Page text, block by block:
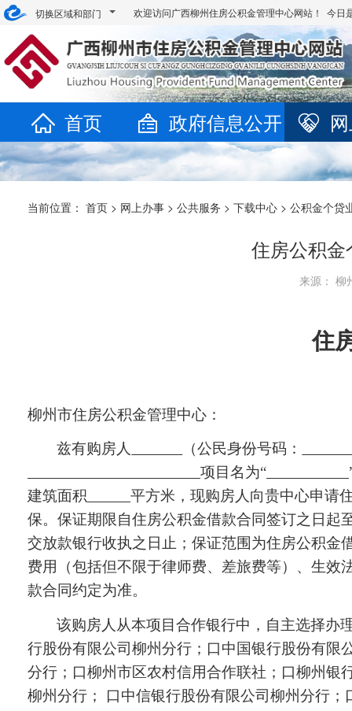
切换区域和部门 欢迎访问广西柳州住房公积金管理中心网站！ 今日
首页 政府信息公开
当前位置： 首页 > 网上办事 > 公共服务 > 下载中心 > 公积金个贷
住房公积
来源：
住
柳州市住房公积金管理中心：
兹有购房人
（公民身份号码：
项目名为“
建筑面积
平方米，现购房人向贵中心申请
保。保证期限自住房公积金借款合同签订之日起
交放款银行收执之日止；保证范围为住房公积金
费用（包括但不限于律师费、差旅费等）、生效
款合同约定为准。
该购房人从本项目合作银行中，自主选择办
行股份有限公司柳州分行；口中国银行股份有限
分行；口柳州市区农村信用合作联社；口柳州银
柳州分行； 口中信银行股份有限公司柳州分行